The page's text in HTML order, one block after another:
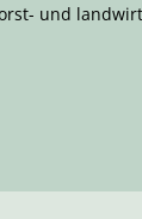
und